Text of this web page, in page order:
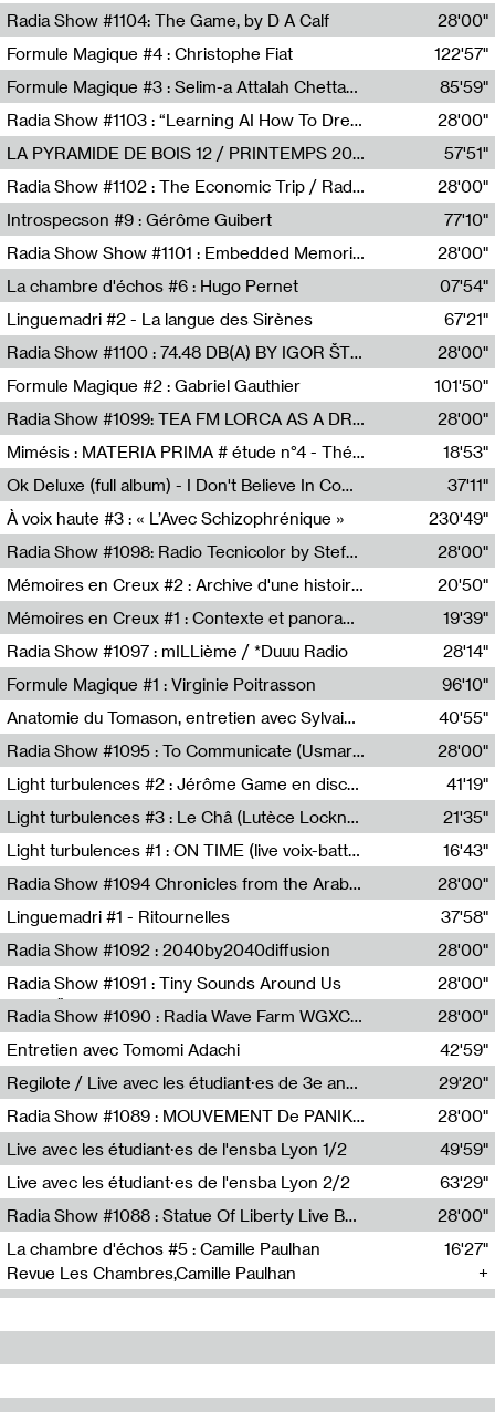
Anne Simon
Radia Show #1104: The Game, by D A Calf
Radio One NZ
28'00"
Formule Magique #4 : Christophe Fiat
Nathalie Lacroix
122'57"
Formule Magique #3 : Selim-a Attalah Chettaoui
Nathalie Lacroix,Selim-a Attalah Chettaoui
85'59"
Radia Show #1103 : “Learning AI How To Dream” by Sebastian Dingens (Radio Campus Bruxelles)
Radio Campus Bruxelles
28'00"
LA PYRAMIDE DE BOIS 12 / PRINTEMPS 2026
Sammy Stein
57'51"
Radia Show #1102 : The Economic Trip / Radio Grenouille
Radio Grenouille
28'00"
Introspecson #9 : Gérôme Guibert
Pierre Henry,Gérôme Guibert
77'10"
Radia Show Show #1101 : Embedded Memories by Jimmy Peggie / radioart106
Jimmy Peggie,radioart106
28'00"
La chambre d'échos #6 : Hugo Pernet
Revue Les Chambres,Hugo Pernet
07'54"
Linguemadri #2 - La langue des Sirènes
Meris Angioletti
67'21"
Radia Show #1100 : 74.48 DB(A) BY IGOR ŠTROMAJER FOR RADIO X
radio x
28'00"
Formule Magique #2 : Gabriel Gauthier
Nathalie Lacroix,Gabriel Gauthier
101'50"
Radia Show #1099: TEA FM LORCA AS A DREAM
TEAFM
28'00"
Mimésis : MATERIA PRIMA # étude n°4 - Théâtre de l’Aquarium
Francesco Russo,Scuola della Crisi
18'53"
Ok Deluxe (full album) - I Don't Believe In Computing
37'11"
À voix haute #3 : « L’Avec Schizophrénique »
230'49"
Radia Show #1098: Radio Tecnicolor by Stefan Nussbaumer & Georg Zichy (Radio Orange 94.0)
Radio Orange 94.0
28'00"
Mémoires en Creux #2 : Archive d'une histoire artistique
Sophie Auger-Grappin
20'50"
Mémoires en Creux #1 : Contexte et panorama
Sophie Auger-Grappin
19'39"
Radia Show #1097 : mILLième / *Duuu Radio
28'14"
Formule Magique #1 : Virginie Poitrasson
Nathalie Lacroix,Virginie Poitrasson
96'10"
Anatomie du Tomason, entretien avec Sylvain Cardonnel
Loraine Baud,Sylvain Cardonnel
40'55"
Radia Show #1095 : To Communicate (Usmaradio)
Usmaradio
28'00"
Light turbulences #2 : Jérôme Game en discussion avec Thomas Corlin
41'19"
Light turbulences #3 : Le Châ (Lutèce Lockness)
Lutèce Lockness
21'35"
Light turbulences #1 : ON TIME (live voix-batterie) avec Jérôme Game & Jean-Michel Espitallier
Jérôme Game,Jean-Michel Espitallier
16'43"
Radia Show #1094 Chronicles from the Arab Cold War by Ghazi Barakat
Reboot.fm
28'00"
Linguemadri #1 - Ritournelles
Meris Angioletti
37'58"
Radia Show #1092 : 2040by2040diffusion
Diffusion FM
28'00"
Radia Show #1091 : Tiny Sounds Around Us
Radio Študent
28'00"
Radia Show #1090 : Radia Wave Farm WGXC Corey De Juan Sherrard Jr Startalk
Wave Farm
28'00"
Entretien avec Tomomi Adachi
Tomomi Adachi,Loraine Baud
42'59"
Regilote / Live avec les étudiant·es de 3e année de l'EMA
Nima Henryon,Athéna Noël,Amir Genillon,Ibourayane Ahmadi,Manelle Cherrih,Honorine Gibello,John Weeber,Manon Joseph
29'20"
Radia Show #1089 : MOUVEMENT De PANIK (Radio Panik)
Radio Panik
28'00"
Live avec les étudiant·es de l'ensba Lyon 1/2
49'59"
Live avec les étudiant·es de l'ensba Lyon 2/2
63'29"
Radia Show #1088 : Statue Of Liberty Live By Ed Baxter (Resonance)
Resonance
28'00"
La chambre d'échos #5 : Camille Paulhan
Revue Les Chambres,Camille Paulhan
16'27"